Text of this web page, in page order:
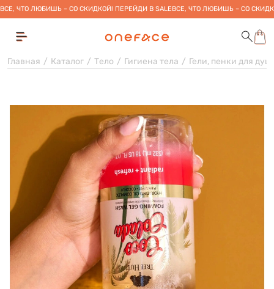
ВСЕ, ЧТО ЛЮБИШЬ – СО СКИДКОЙ! ПЕРЕЙДИ В SALEВСЕ, ЧТО ЛЮБИШЬ – СО
Главная Каталог Тело Гигиена тела Гели, пенки для